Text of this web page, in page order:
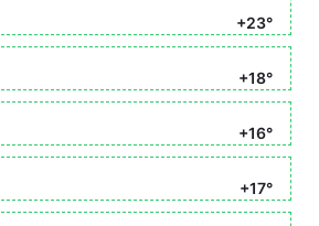
+23°
+18°
+16°
+17°